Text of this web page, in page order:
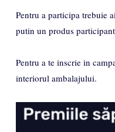
Pentru a participa trebuie
putin un produs
Pentru a te inscrie in
interiorul ambalajului.